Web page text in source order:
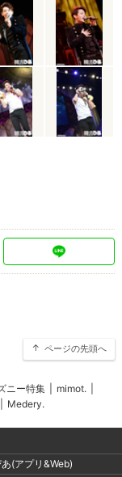
ページの先頭へ
ニー特集 mimot.
Medery.
(アプリ&Web)